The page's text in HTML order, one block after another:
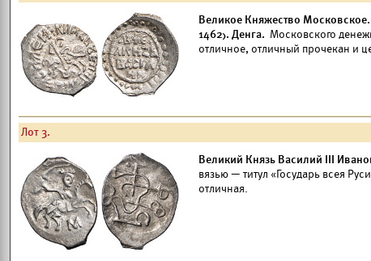
Великое Княжество
1462). Денга. Московского
отличное, отличный прочекан и
Лот 3.
Великий Князь Василий III
вязью — титул «Государь всея
отличная.